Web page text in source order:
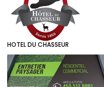
HOTEL DU CHASSEUR